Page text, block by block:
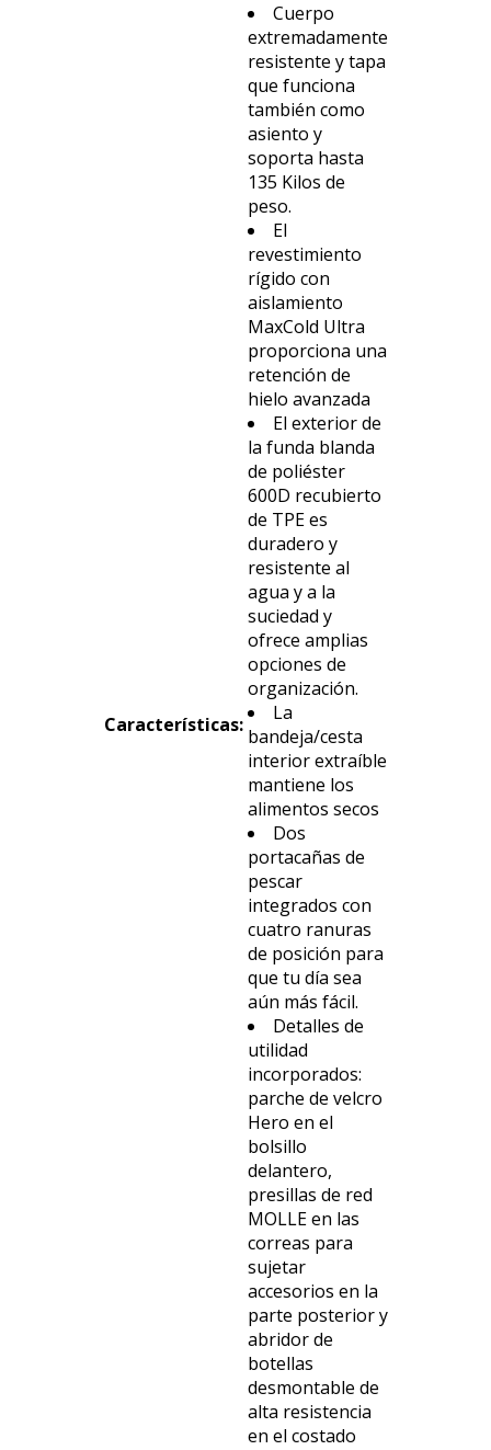
Características:
Cuerpo
extremadamente
resistente y tapa
que funciona
también como
asiento y
soporta hasta
135 Kilos de
peso.
El
revestimiento
rígido con
aislamiento
MaxCold Ultra
proporciona una
retención de
hielo avanzada
El exterior de
la funda blanda
de poliéster
600D recubierto
de TPE es
duradero y
resistente al
agua y a la
suciedad y
ofrece amplias
opciones de
organización.
La
bandeja/cesta
interior extraíble
mantiene los
alimentos secos
Dos
portacañas de
pescar
integrados con
cuatro ranuras
de posición para
que tu día sea
aún más fácil.
Detalles de
utilidad
incorporados:
parche de velcro
Hero en el
bolsillo
delantero,
presillas de red
MOLLE en las
correas para
sujetar
accesorios en la
parte posterior y
abridor de
botellas
desmontable de
alta resistencia
en el costado